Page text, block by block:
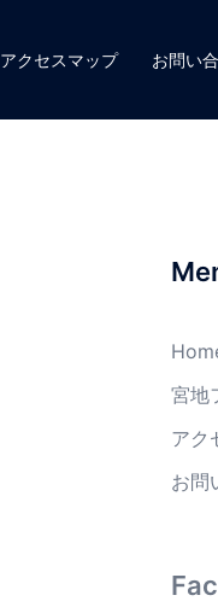
アクセスマップ お問い
宮地
アク
お問